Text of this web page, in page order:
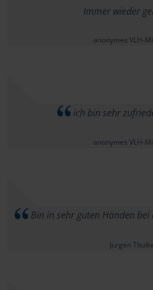
Immer wieder
anonymes VLH-
ich bin sehr
anonymes VLH-
Bin in sehr guten Händen
Jürgen